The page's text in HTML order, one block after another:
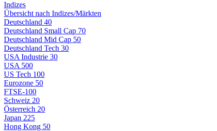
Indizes
Übersicht nach Indizes/Märkten
Deutschland 40
Deutschland Small Cap 70
Deutschland Mid Cap 50
Deutschland Tech 30
USA Industrie 30
USA 500
US Tech 100
Eurozone 50
FTSE-100
Schweiz 20
Österreich 20
Japan 225
Hong Kong 50